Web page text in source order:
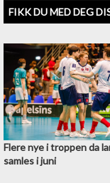
FIKK DU MED DEG
Flere nye i troppen da
samles i juni